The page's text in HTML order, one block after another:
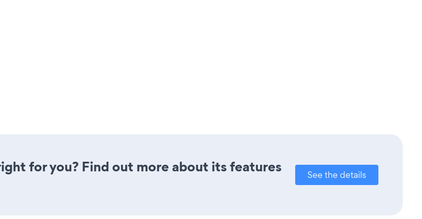
for you? Find out more about its features
See the details